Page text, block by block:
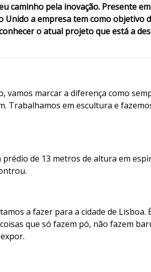
caminho pela inovação. Presente
Unido a empresa tem como objetivo
o atual projeto que está a
marcar a diferença como
Trabalhamos em escultura e
de 13 metros de altura em
a fazer para a cidade de Lisboa.
que só fazem pó, não fazem